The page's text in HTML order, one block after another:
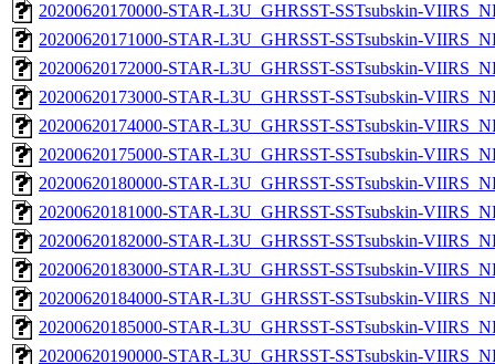
20200620170000-STAR-L3U_GHRSST-SSTsubskin-
20200620171000-STAR-L3U_GHRSST-SSTsubskin-
20200620172000-STAR-L3U_GHRSST-SSTsubskin-
20200620173000-STAR-L3U_GHRSST-SSTsubskin-
20200620174000-STAR-L3U_GHRSST-SSTsubskin-
20200620175000-STAR-L3U_GHRSST-SSTsubskin-
20200620180000-STAR-L3U_GHRSST-SSTsubskin-
20200620181000-STAR-L3U_GHRSST-SSTsubskin-
20200620182000-STAR-L3U_GHRSST-SSTsubskin-
20200620183000-STAR-L3U_GHRSST-SSTsubskin-
20200620184000-STAR-L3U_GHRSST-SSTsubskin-
20200620185000-STAR-L3U_GHRSST-SSTsubskin-
20200620190000-STAR-L3U_GHRSST-SSTsubskin-